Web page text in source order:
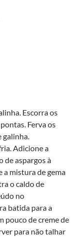
Escorra os
Ferva os
galinha.
Adicione a
de aspargos à
a mistura de gema
o caldo de
no
batida para a
pouco de creme de
para não talhar